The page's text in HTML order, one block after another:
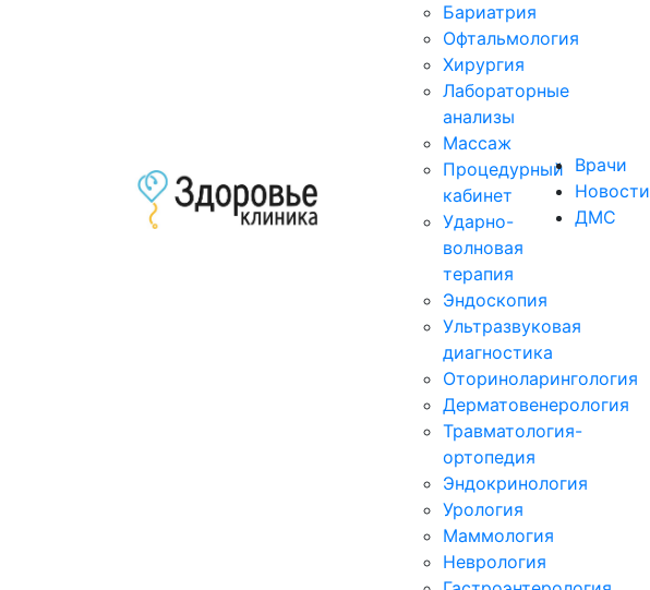
Бариатрия
Офтальмология
Хирургия
Лабораторные
анализы
Массаж
Процедурный
кабинет
Ударно-
волновая
терапия
Эндоскопия
Ультразвуковая
диагностика
Оториноларингология
Дерматовенерология
Травматология-
ортопедия
Эндокринология
Урология
Маммология
Неврология
Врачи
Новости
ДМС